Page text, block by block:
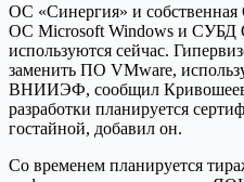
ОС «Синергия» и собственная
ОС Microsoft Windows и СУБД
используются сейчас.
заменить ПО VMware,
ВНИИЭФ, сообщил Кривошеев
разработки планируется
гостайной, добавил он.
Со временем планируется